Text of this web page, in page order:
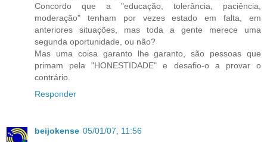
Concordo que a "educação, tolerância, paciência,
moderação" tenham por vezes estado em falta, em
anteriores situações, mas toda a gente merece uma
segunda oportunidade, ou não?
Mas uma coisa garanto lhe garanto, são pessoas que
primam pela "HONESTIDADE" e desafio-o a provar o
contrário.
Responder
beijokense 05/01/07, 11:56